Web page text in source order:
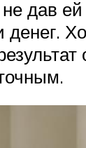
дав
денег.